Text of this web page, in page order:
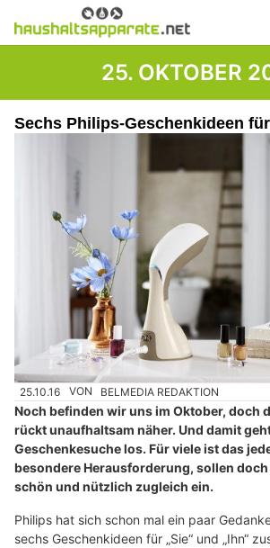
25. OKTOBER
Sechs Philips-Geschenkideen
25.10.16 VON BELMEDIA REDAKTION
Noch befinden wir uns im Oktober, doch
rückt unaufhaltsam näher. Und damit
Geschenkesuche los. Für viele ist das
besondere Herausforderung, sollen doch
schön und nützlich zugleich ein.
Philips hat sich schon mal ein paar
sechs Geschenkideen für „Sie“ und „Ihn“